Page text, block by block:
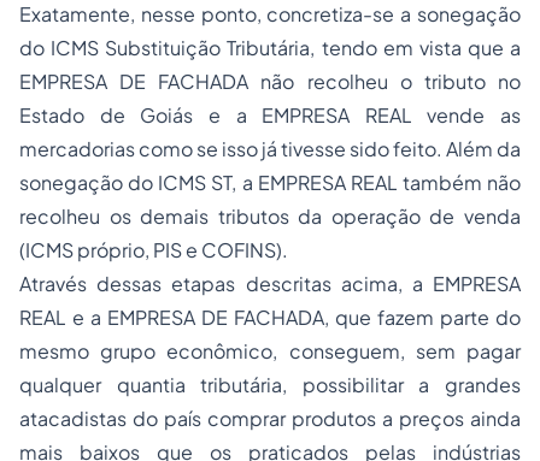
Exatamente, nesse ponto, concretiza-se a sonegação
do ICMS Substituição Tributária, tendo em vista que a
EMPRESA DE FACHADA não recolheu o tributo no
Estado de Goiás e a EMPRESA REAL vende as
mercadorias como se isso já tivesse sido feito. Além da
sonegação do ICMS ST, a EMPRESA REAL também não
recolheu os demais tributos da operação de venda
(ICMS próprio, PIS e COFINS).
Através dessas etapas descritas acima, a EMPRESA
REAL e a EMPRESA DE FACHADA, que fazem parte do
mesmo grupo econômico, conseguem, sem pagar
qualquer quantia tributária, possibilitar a grandes
atacadistas do país comprar produtos a preços ainda
mais baixos que os praticados pelas indústrias